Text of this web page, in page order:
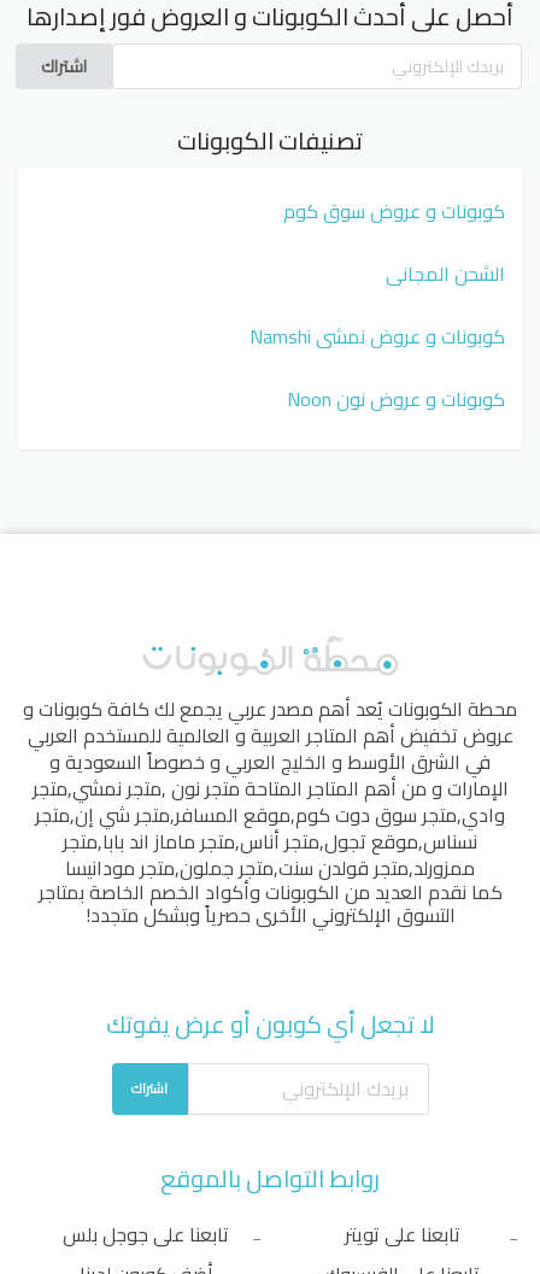
أحصل على أحدث الكوبونات و العروض فور إصدارها
اشتراك
تصنيفات الكوبونات
كوبونات و عروض سوق كوم
الشحن المجاني
كوبونات و عروض نمشي Namshi
كوبونات و عروض نون Noon
محطة الكوبوناتيُعد أهم مصدر عربي يجمع لك كافة كوبونات و
عروض تخفيض أهم المتاجر العربية و العالمية للمستخدم العربي
في الشرق الأوسط و الخليج العربي و خصوصاً السعودية و
الإمارات و من أهم المتاجر المتاحةمتجر نون,متجر نمشي,متجر
وادي,متجر سوق دوت كوم,موقع المسافر,متجر شي إن,متجر
نسناس,موقع تجول,متجر أناس,متجر ماماز اند بابا,متجر
ممزورلد,متجر قولدن سنت,متجر جملون,متجر مودانيسا
كما نقدم العديد من الكوبونات وأكواد الخصم الخاصة بمتاجر
التسوق الإلكتروني الأخرى حصرياً وبشكل متجدد!
لا تجعل أي كوبون أو عرض يفوتك
اشتراك
روابط التواصل بالموقع
تابعنا على تويتر
تابعنا على جوجل بلس